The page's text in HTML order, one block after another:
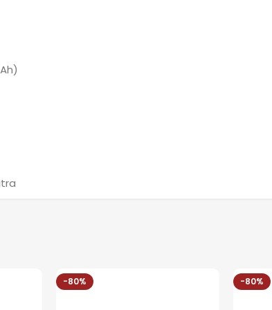
-80% -80%